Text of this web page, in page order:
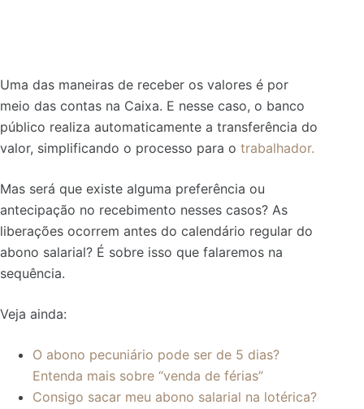
Uma das maneiras de receber os valores é por
meio das contas na Caixa. E nesse caso, o banco
público realiza automaticamente a transferência do
valor, simplificando o processo para o trabalhador.
Mas será que existe alguma preferência ou
antecipação no recebimento nesses casos? As
liberações ocorrem antes do calendário regular do
abono salarial? É sobre isso que falaremos na
sequência.
Veja ainda:
O abono pecuniário pode ser de 5 dias?
Entenda mais sobre “venda de férias”
Consigo sacar meu abono salarial na lotérica?